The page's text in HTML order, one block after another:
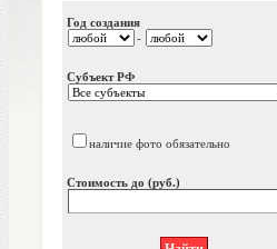
Год создания
-
Субъект РФ
наличие фото обязательно
Стоимость до (руб.)